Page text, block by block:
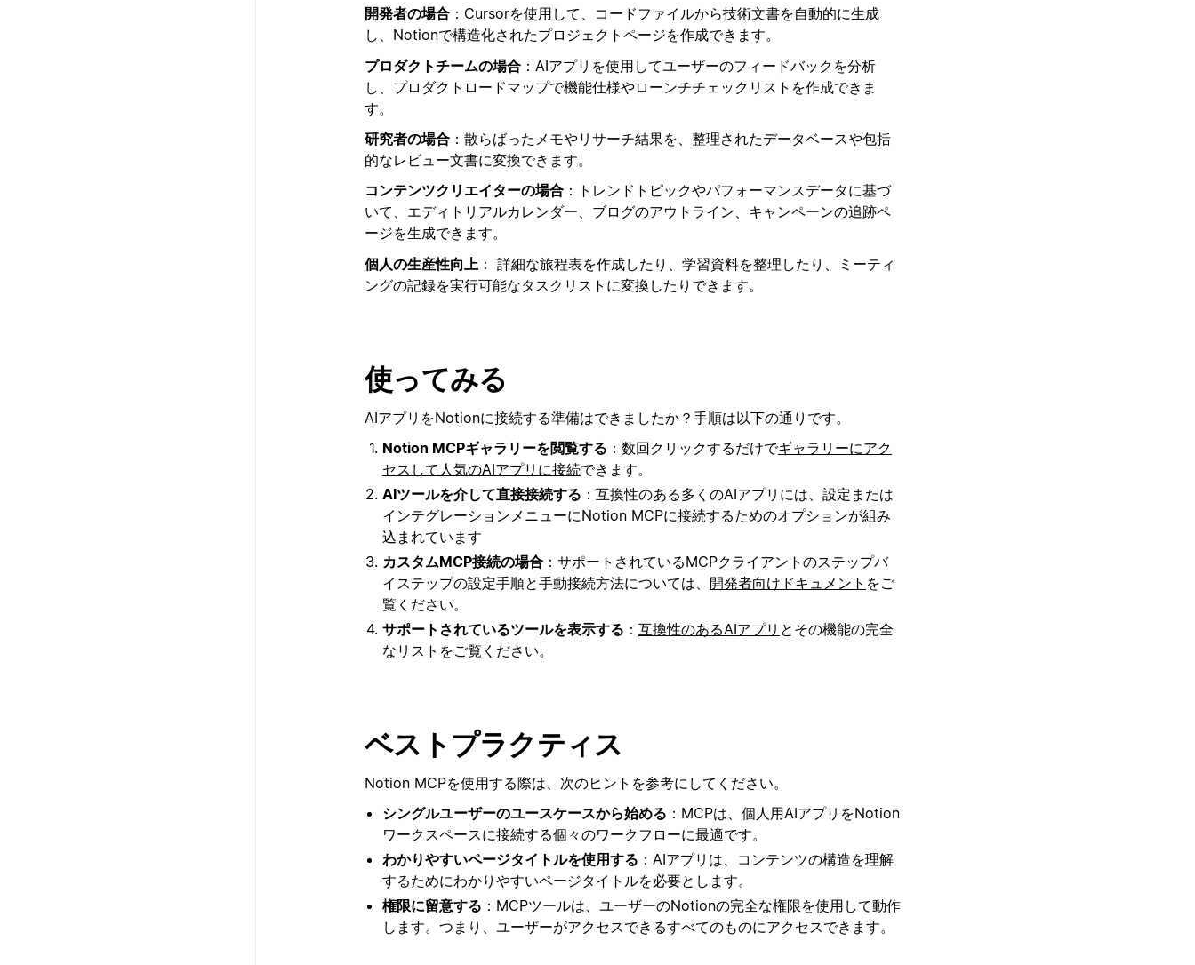
開発者の場合 ：Cursorを使用して、コードファイルから技術文書を自動的に生成
し、Notionで構造化されたプロジェクトページを作成できます。
プロダクトチームの場合 ：AIアプリを使用してユーザーのフィードバックを分析
し、プロダクトロードマップで機能仕様やローンチチェックリストを作成できま
す。
研究者の場合 ：散らばったメモやリサーチ結果を、整理されたデータベースや包括
的なレビュー文書に変換できます。
コンテンツクリエイターの場合 ：トレンドトピックやパフォーマンスデータに基づ
いて、エディトリアルカレンダー、ブログのアウトライン、キャンペーンの追跡ペ
ージを生成できます。
個人の生産性向上 ： 詳細な旅程表を作成したり、学習資料を整理したり、ミーティ
ングの記録を実行可能なタスクリストに変換したりできます。
使ってみる
AIアプリをNotionに接続する準備はできましたか？手順は以下の通りです。
Notion MCPギャラリーを閲覧する ：数回クリックするだけでギャラリーにアク
セスして人気のAIアプリに接続できます。
AIツールを介して直接接続する ：互換性のある多くのAIアプリには、設定または
インテグレーションメニューにNotion MCPに接続するためのオプションが組み
込まれています
カスタムMCP接続の場合 ：サポートされているMCPクライアントのステップバ
イステップの設定手順と手動接続方法については、 開発者向けドキュメント をご
覧ください。
サポートされているツールを表示する ： 互換性のあるAIアプリ とその機能の完全
なリストをご覧ください。
ベストプラクティス
Notion MCPを使用する際は、次のヒントを参考にしてください。
シングルユーザーのユースケースから始める ：MCPは、個人用AIアプリをNotion
ワークスペースに接続する個々のワークフローに最適です。
わかりやすいページタイトルを使用する ：AIアプリは、コンテンツの構造を理解
するためにわかりやすいページタイトルを必要とします。
権限に留意する ：MCPツールは、ユーザーのNotionの完全な権限を使用して動作
します。つまり、ユーザーがアクセスできるすべてのものにアクセスできます。